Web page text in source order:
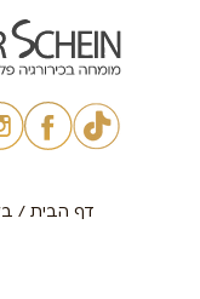
דף הבית /